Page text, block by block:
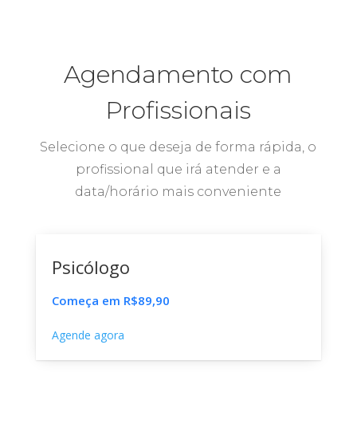
Agendamento com
Profissionais
Selecione o que deseja de forma rápida, o
profissional que irá atender e a
data/horário mais conveniente
Psicólogo
Começa em R$89,90
Agende agora